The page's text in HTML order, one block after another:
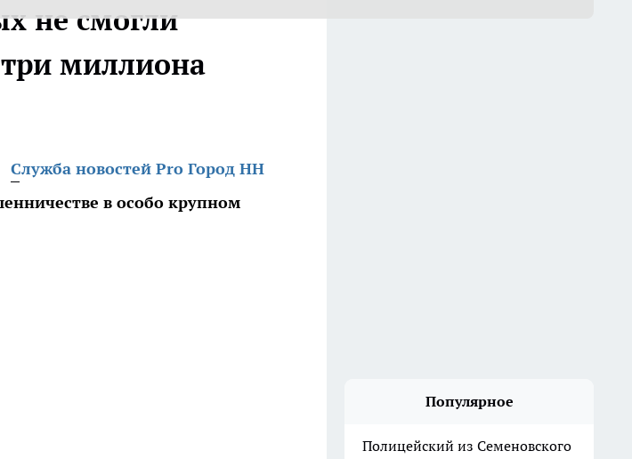
не смогли
миллиона
Служба новостей Pro Город НН
в особо крупном
Популярное
Полицейский из Семеновского